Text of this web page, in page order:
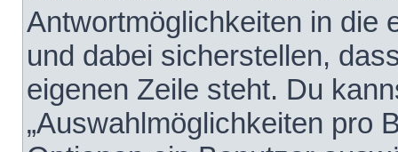
Antwortmöglichkeiten in die
und dabei sicherstellen,
eigenen Zeile steht. Du
„Auswahlmöglichkeiten pro